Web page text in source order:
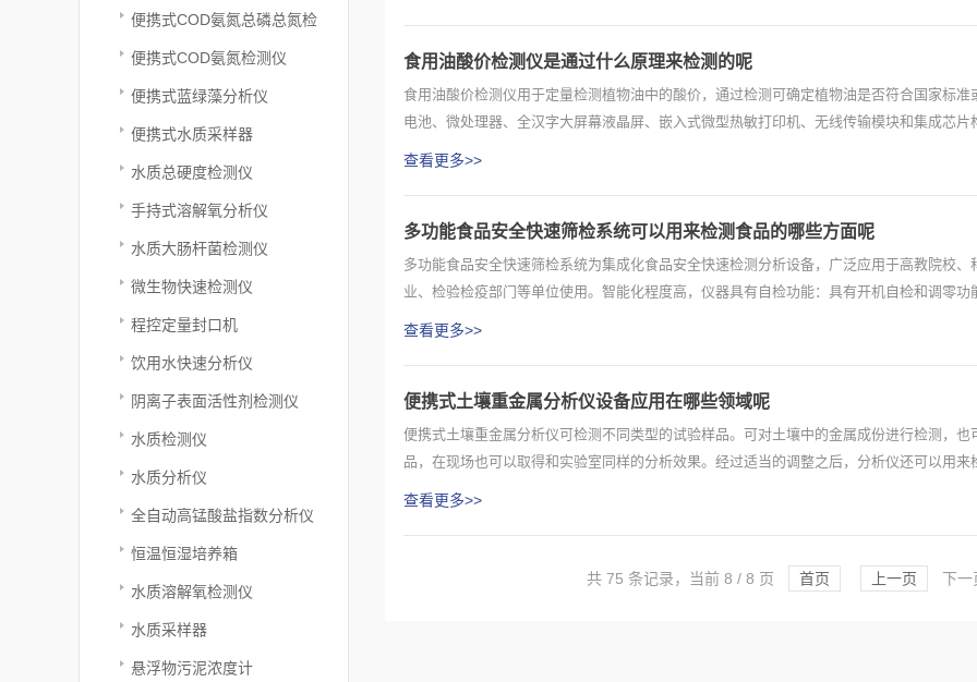
便携式COD氨氮总磷总氮检
测仪
便携式COD氨氮检测仪
便携式蓝绿藻分析仪
便携式水质采样器
水质总硬度检测仪
手持式溶解氧分析仪
水质大肠杆菌检测仪
微生物快速检测仪
程控定量封口机
饮用水快速分析仪
阴离子表面活性剂检测仪
水质检测仪
水质分析仪
全自动高锰酸盐指数分析仪
恒温恒湿培养箱
水质溶解氧检测仪
水质采样器
悬浮物污泥浓度计
食用油酸价检测仪是通过什么原理来检测的呢
食用油酸价检测仪用于定量检测植物油中的酸价，通过检测可确定植物油是否符合国家标
电池、微处理器、全汉字大屏幕液晶屏、嵌入式微型热敏打印机、无线传输模块和集成芯
量，并打...
查看更多>>
多功能食品安全快速筛检系统可以用来检测食品的哪些方面呢
多功能食品安全快速筛检系统为集成化食品安全快速检测分析设备，广泛应用于高教院校
业、检验检疫部门等单位使用。智能化程度高，仪器具有自检功能：具有开机自检和调零
速、安全、...
查看更多>>
便携式土壤重金属分析仪设备应用在哪些领域呢
便携式土壤重金属分析仪可检测不同类型的试验样品。可对土壤中的金属成份进行检测，
品，在现场也可以取得和实验室同样的分析效果。经过适当的调整之后，分析仪还可以用
他各种类...
查看更多>>
共 75 条记录，当前 8 / 8 页 首页 上一页 下